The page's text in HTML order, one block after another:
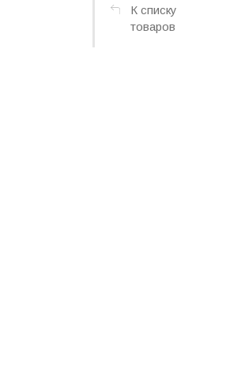
К списку
товаров